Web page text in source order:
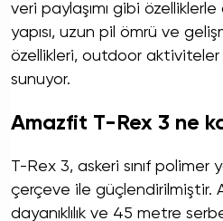
veri paylaşımı gibi
yapısı, uzun pil ömrü ve
özellikleri, outdoor
sunuyor.
Amazfit T-Rex 3 ne
T-Rex 3, askeri sınıf polimer
çerçeve ile güçlendirilmiştir.
dayanıklılık ve 45 metre